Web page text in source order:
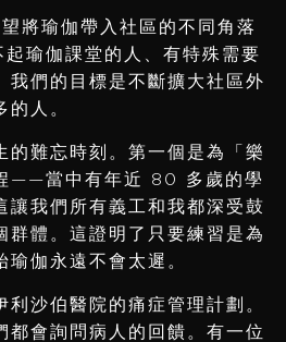
將瑜伽帶入社區的不同角落
瑜伽課堂的人、有特殊需要
我們的目標是不斷擴大社區外
的人。
的難忘時刻。第一個是為「樂
——當中有年近 80 多歲的學
讓我們所有義工和我都深受鼓
群體。這證明了只要練習是為
伽永遠不會太遲。
沙伯醫院的痛症管理計劃。
都會詢問病人的回饋。有一位